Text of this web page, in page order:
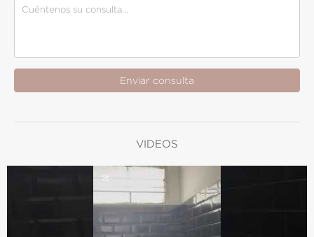
Consulta
Enviar consulta
VIDEOS